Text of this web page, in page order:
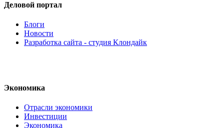
Деловой портал
Блоги
Новости
Разработка сайта - студия Клондайк
Экономика
Отрасли экономики
Инвестиции
Экономика